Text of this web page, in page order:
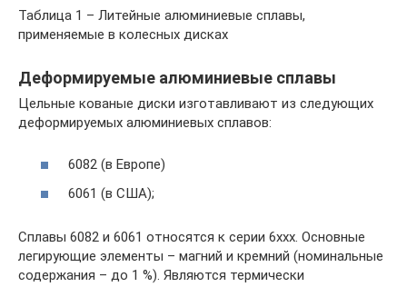
Таблица 1 – Литейные алюминиевые сплавы,
применяемые в колесных дисках
Деформируемые алюминиевые сплавы
Цельные кованые диски изготавливают из следующих
деформируемых алюминиевых сплавов:
6082 (в Европе)
6061 (в США);
Сплавы 6082 и 6061 относятся к серии 6ххх. Основные
легирующие элементы – магний и кремний (номинальные
содержания – до 1 %). Являются термически